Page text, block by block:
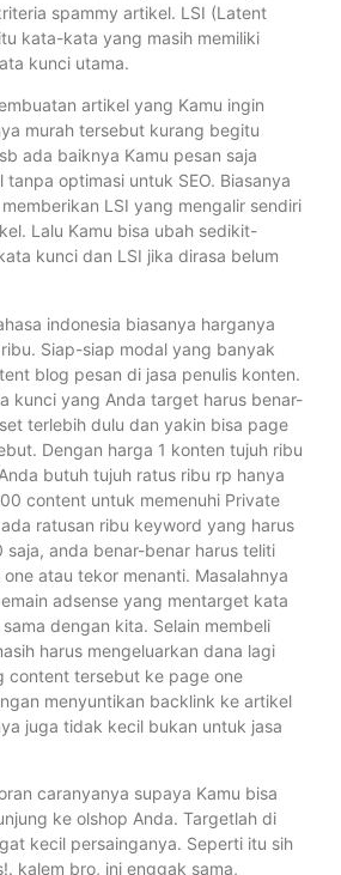
spammy artikel. LSI (Latent
kata-kata yang masih memiliki
kunci utama.
artikel yang Kamu ingin
murah tersebut kurang begitu
ada baiknya Kamu pesan saja
optimasi untuk SEO. Biasanya
LSI yang mengalir sendiri
Lalu Kamu bisa ubah sedikit-
kunci dan LSI jika dirasa belum
indonesia biasanya harganya
Siap-siap modal yang banyak
blog pesan di jasa penulis konten.
kunci yang Anda target harus benar-
terlebih dulu dan yakin bisa page
Dengan harga 1 konten tujuh ribu
butuh tujuh ratus ribu rp hanya
content untuk memenuhi Private
ratusan ribu keyword yang harus
saja, anda benar-benar harus teliti
atau tekor menanti. Masalahnya
adsense yang mentarget kata
dengan kita. Selain membeli
harus mengeluarkan dana lagi
content tersebut ke page one
menyuntikan backlink ke artikel
juga tidak kecil bukan untuk jasa
caranyanya supaya Kamu bisa
ke olshop Anda. Targetlah di
kecil persainganya. Seperti itu sih
kalem bro, ini enggak sama,